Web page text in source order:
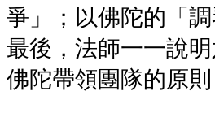
爭」；以佛陀的「
最後，法師一一說
佛陀帶領團隊的原則